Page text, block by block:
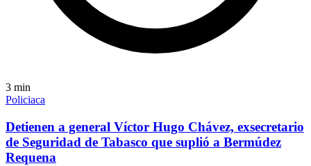
3 min
Policiaca
Detienen a general Víctor Hugo Chávez, exsecretario
de Seguridad de Tabasco que suplió a Bermúdez
Requena